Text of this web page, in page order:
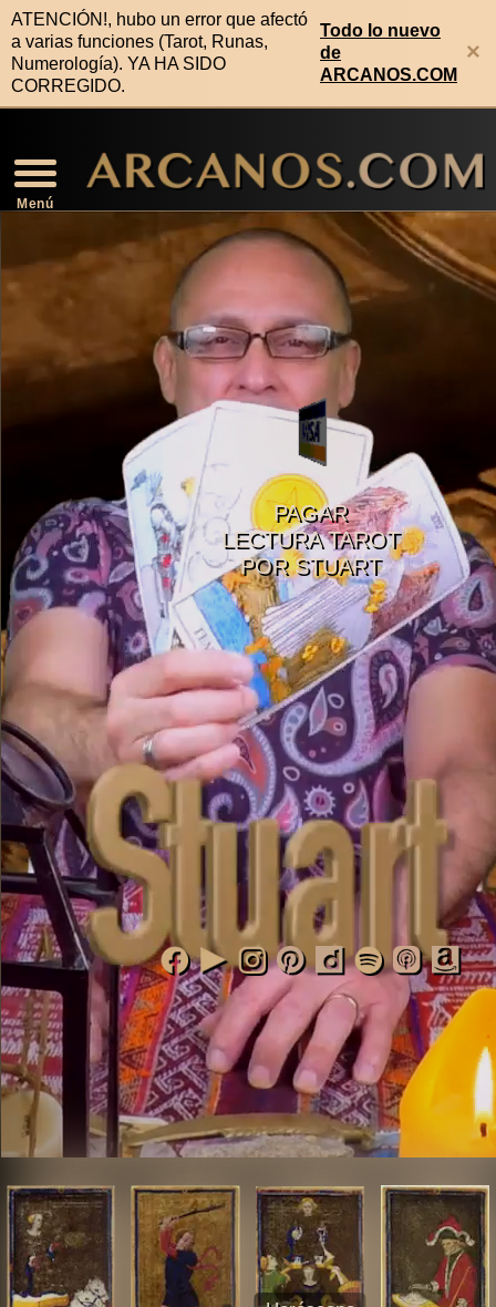
ATENCIÓN!, hubo un error que afectó
a varias funciones (Tarot, Runas,
Numerología). YA HA SIDO
CORREGIDO.
Todo lo nuevo
de
ARCANOS.COM
×
Menú Horóscopo de Hoy
Horóscopo de Mañana
Horóscopo de la Salud
Video Horóscopo Semanal
Predicciones 2026
Signos Zodiacales
Signos Compatibles
Numerología Predictiva
Lectura Tarot
Lectura Runas
Lectura Geomancia
Rituales
Noticias de Los Arcanos
PAGAR
LECTURA TAROT
POR STUART